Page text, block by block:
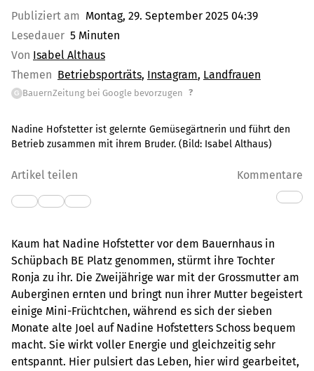
Publiziert am Montag, 29. September 2025 04:39
Lesedauer 5 Minuten
Von Isabel Althaus
Themen Betriebsporträts Instagram Landfrauen
G BauernZeitung bei Google bevorzugen ?
Nadine Hofstetter ist gelernte Gemüsegärtnerin und führt den
Betrieb zusammen mit ihrem Bruder. (Bild: Isabel Althaus)
Artikel teilen Kommentare
Kaum hat Nadine Hofstetter vor dem Bauernhaus in
Schüpbach BE Platz genommen, stürmt ihre Tochter
Ronja zu ihr. Die Zweijährige war mit der Grossmutter am
Auberginen ernten und bringt nun ihrer Mutter begeistert
einige Mini-Früchtchen, während es sich der sieben
Monate alte Joel auf Nadine Hofstetters Schoss bequem
macht. Sie wirkt voller Energie und gleichzeitig sehr
entspannt. Hier pulsiert das Leben, hier wird gearbeitet,